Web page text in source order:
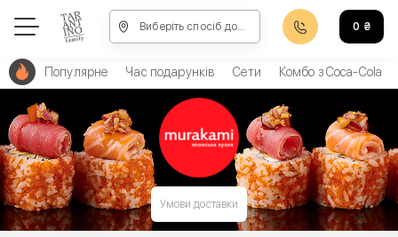
Виберіть спосіб доставки, щоб зробити замовлення 0 ₴
Умови доставки
Популярне Час подарунків Сети Комбо з Coca-Cola